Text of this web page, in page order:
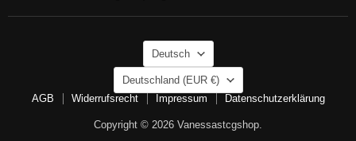
SPRACHE
Deutsch
LAND
Deutschland
(EUR €)
AGB
Widerrufsrecht Impressum Datenschutzerklärung
Copyright © 2026 Vanessastcgshop.